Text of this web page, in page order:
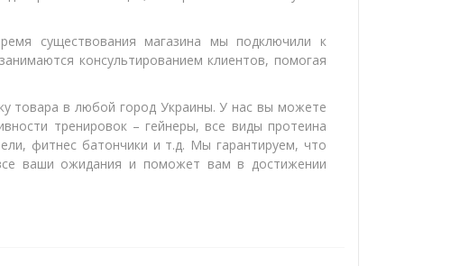
существования магазина мы подключили к
консультированием клиентов, помогая
товара в любой город Украины. У нас вы можете
тренировок – гейнеры, все виды протеина
фитнес батончики и т.д. Мы гарантируем, что
ваши ожидания и поможет вам в достижении